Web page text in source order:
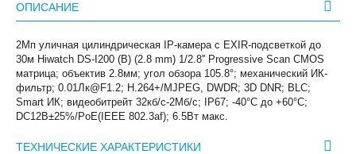
ОПИСАНИЕ
2Мп уличная цилиндрическая IP-камера с EXIR-подсветкой до
30м Hiwatch DS-I200 (B) (2.8 mm) 1/2.8'' Progressive Scan CMOS
матрица; объектив 2.8мм; угол обзора 105.8°; механический ИК-
фильтр; 0.01Лк@F1.2; H.264+/MJPEG, DWDR; 3D DNR; BLC;
Smart ИК; видеобитрейт 32кб/с-2Мб/с; IP67; -40°C до +60°C;
DC12В±25%/PoE(IEEE 802.3af); 6.5Вт макс.
ТЕХНИЧЕСКИЕ ХАРАКТЕРИСТИКИ